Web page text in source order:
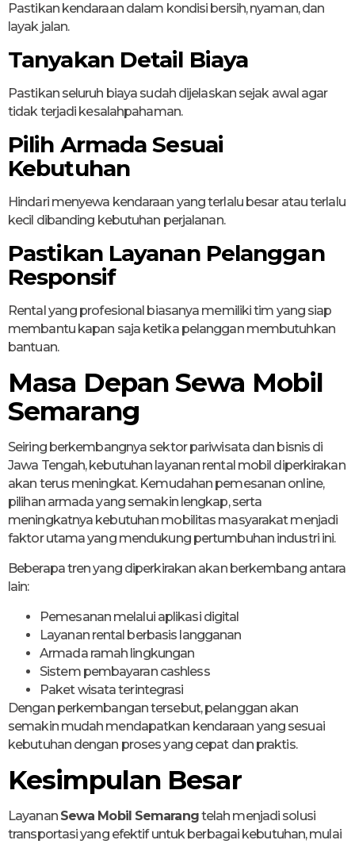
Pastikan kendaraan dalam kondisi bersih, nyaman, dan
layak jalan.
Tanyakan Detail Biaya
Pastikan seluruh biaya sudah dijelaskan sejak awal agar
tidak terjadi kesalahpahaman.
Pilih Armada Sesuai
Kebutuhan
Hindari menyewa kendaraan yang terlalu besar atau terlalu
kecil dibanding kebutuhan perjalanan.
Pastikan Layanan Pelanggan
Responsif
Rental yang profesional biasanya memiliki tim yang siap
membantu kapan saja ketika pelanggan membutuhkan
bantuan.
Masa Depan Sewa Mobil
Semarang
Seiring berkembangnya sektor pariwisata dan bisnis di
Jawa Tengah, kebutuhan layanan rental mobil diperkirakan
akan terus meningkat. Kemudahan pemesanan online,
pilihan armada yang semakin lengkap, serta
meningkatnya kebutuhan mobilitas masyarakat menjadi
faktor utama yang mendukung pertumbuhan industri ini.
Beberapa tren yang diperkirakan akan berkembang antara
lain:
Pemesanan melalui aplikasi digital
Layanan rental berbasis langganan
Armada ramah lingkungan
Sistem pembayaran cashless
Paket wisata terintegrasi
Dengan perkembangan tersebut, pelanggan akan
semakin mudah mendapatkan kendaraan yang sesuai
kebutuhan dengan proses yang cepat dan praktis.
Kesimpulan Besar
Layanan Sewa Mobil Semarangtelah menjadi solusi
transportasi yang efektif untuk berbagai kebutuhan, mulai